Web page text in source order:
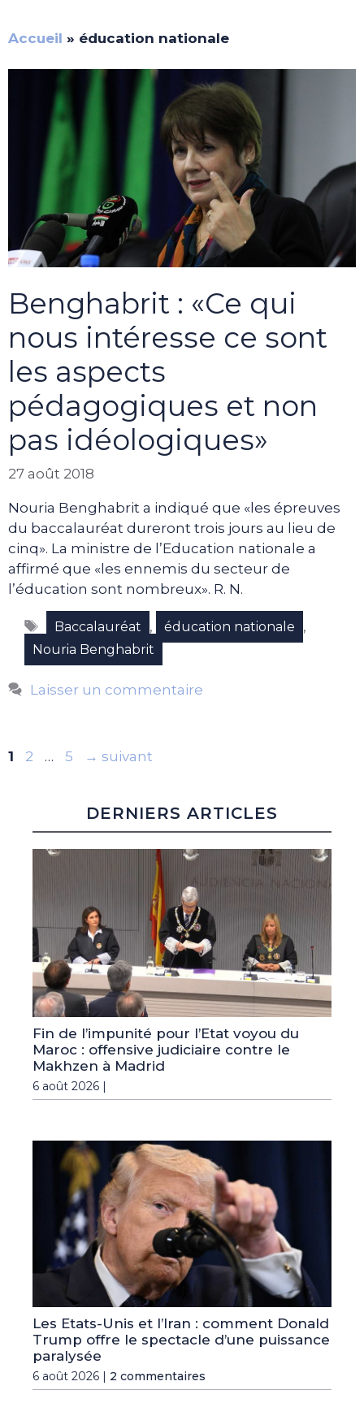
Accueil » éducation nationale
Benghabrit : «Ce qui
nous intéresse ce sont
les aspects
pédagogiques et non
pas idéologiques»
27 août 2018
Nouria Benghabrit a indiqué que «les épreuves
du baccalauréat dureront trois jours au lieu de
cinq». La ministre de l’Education nationale a
affirmé que «les ennemis du secteur de
l’éducation sont nombreux». R. N.
Étiquettes
Baccalauréat , éducation nationale ,
Nouria Benghabrit
Laisser un commentaire
Page
1 Page
2 … Page
5 → suivant
DERNIERS ARTICLES
Fin de l’impunité pour l’Etat voyou du
Maroc : offensive judiciaire contre le
Makhzen à Madrid
6 août 2026 |
Les Etats-Unis et l’Iran : comment Donald
Trump offre le spectacle d’une puissance
paralysée
6 août 2026 | 2 commentaires